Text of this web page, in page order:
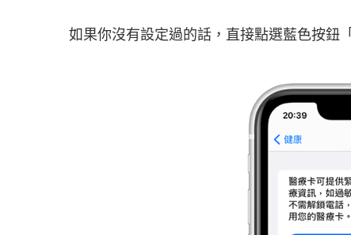
如果你沒有設定過的話，直接點選藍色按鈕「